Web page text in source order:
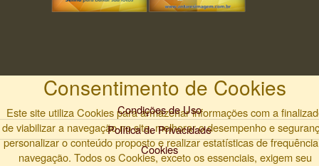
Consentimento de Cookies
Este site utiliza Cookies para armazenar informações com a
de viabilizar a navegação no site, melhorar o desempenho e
personalizar o conteúdo proposto e realizar estatísticas de
navegação. Todos os Cookies, exceto os essenciais, exigem seu
Condições de Uso
Política de Privacidade
Cookies